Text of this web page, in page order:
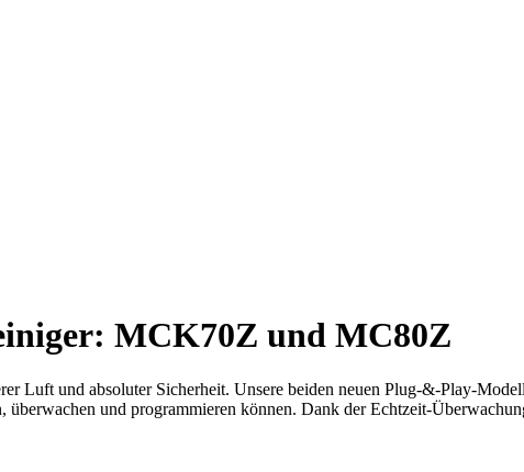
MCK70Z und MC80Z
und absoluter Sicherheit. Unsere beiden neuen Plug-&-Play-
und programmieren können. Dank der Echtzeit-